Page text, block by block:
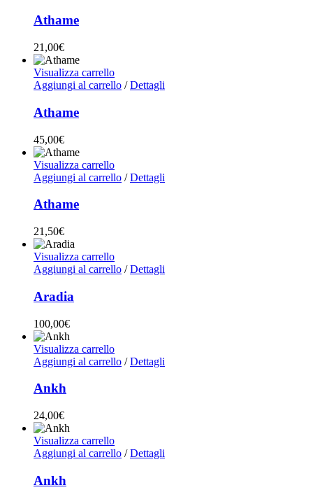
Athame
21,00€
Visualizza carrello
Aggiungi al carrello / Dettagli
Athame
45,00€
Visualizza carrello
Aggiungi al carrello / Dettagli
Athame
21,50€
Visualizza carrello
Aggiungi al carrello / Dettagli
Aradia
100,00€
Visualizza carrello
Aggiungi al carrello / Dettagli
Ankh
24,00€
Visualizza carrello
Aggiungi al carrello / Dettagli
Ankh